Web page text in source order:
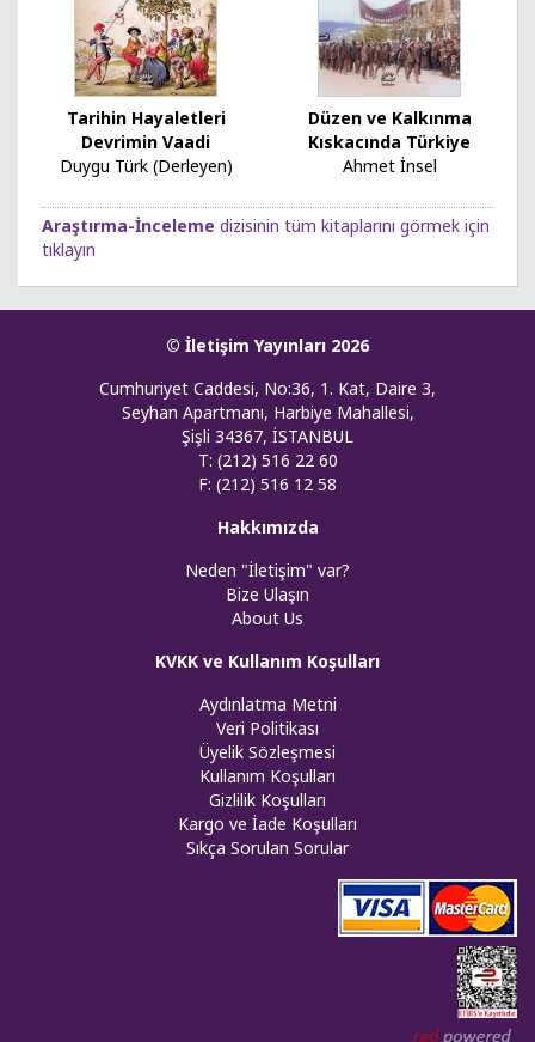
Tarihin Hayaletleri
Devrimin Vaadi
Duygu Türk (Derleyen)
Düzen ve Kalkınma
Kıskacında Türkiye
Ahmet İnsel
Araştırma-İnceleme dizisinin tüm kitaplarını görmek için
tıklayın
© İletişim Yayınları 2026
Cumhuriyet Caddesi, No:36, 1. Kat, Daire 3,
Seyhan Apartmanı, Harbiye Mahallesi,
Şişli 34367, İSTANBUL
T: (212) 516 22 60
F: (212) 516 12 58
Hakkımızda
Neden "İletişim" var?
Bize Ulaşın
About Us
KVKK ve Kullanım Koşulları
Aydınlatma Metni
Veri Politikası
Üyelik Sözleşmesi
Kullanım Koşulları
Gizlilik Koşulları
Kargo ve İade Koşulları
Sıkça Sorulan Sorular
Web